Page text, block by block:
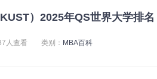
）2025年QS世界大学排名
人查看 类别： MBA百科